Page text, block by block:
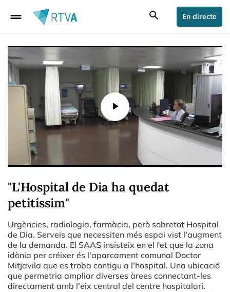
drag_handle search En directe
"L'Hospital de Dia ha quedat
petitíssim"
Urgències, radiologia, farmàcia, però sobretot Hospital
de Dia. Serveis que necessiten més espai vist l'augment
de la demanda. El SAAS insisteix en el fet que la zona
idònia per créixer és l'aparcament comunal Doctor
Mitjavila que es troba contigu a l'hospital. Una ubicació
que permetria ampliar diverses àrees connectant-les
directament amb l'eix central del centre hospitalari.